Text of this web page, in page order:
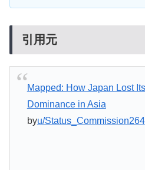
引用元
Mapped: How Japan Lost
Dominance in Asia
byu/Status_Commission264